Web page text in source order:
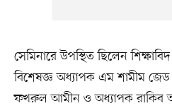
সেমিনারে উপস্থিত ছিলেন
বিশেষজ্ঞ অধ্যাপক এম শামীম
ফখরুল আমীন ও অধ্যাপক রাকিব